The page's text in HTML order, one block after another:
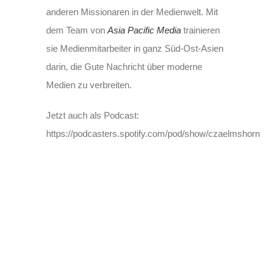
anderen Missionaren in der Medienwelt. Mit
dem Team vonAsia Pacific Media trainieren
sie Medienmitarbeiter in ganz Süd-Ost-Asien
darin, die Gute Nachricht über moderne
Medien zu verbreiten.
Jetzt auch als Podcast:
https://podcasters.spotify.com/pod/show/czaelmshorn